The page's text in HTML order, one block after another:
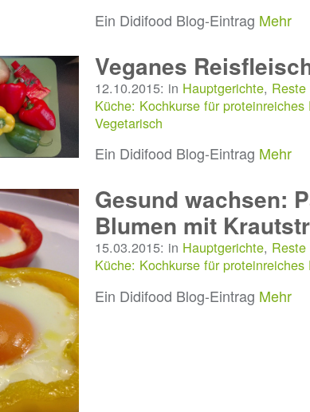
Ein Didifood Blog-Eintrag Mehr
Veganes
12.10.2015: in Hauptgerichte, Reste
Küche: Kochkurse für proteinreiches
Vegetarisch
Ein Didifood Blog-Eintrag Mehr
Gesund wachsen:
Blumen mit
15.03.2015: in Hauptgerichte, Reste
Küche: Kochkurse für proteinreiches
Ein Didifood Blog-Eintrag Mehr